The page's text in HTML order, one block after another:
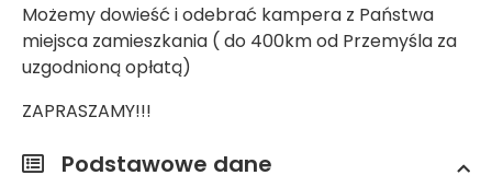
Możemy dowieść i odebrać kampera z Państwa
miejsca zamieszkania ( do 400km od Przemyśla za
uzgodnioną opłatą)
ZAPRASZAMY!!!
Podstawowe dane